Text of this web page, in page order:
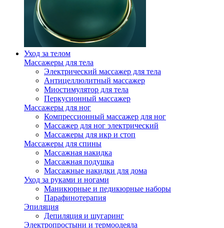
Уход за телом
Массажеры для тела
Электрический массажер для тела
Антицеллюлитный массажер
Миостимулятор для тела
Перкусионный массажер
Массажеры для ног
Компрессионный массажер для ног
Массажер для ног электрический
Массажеры для икр и стоп
Массажеры для спины
Массажная накидка
Массажная подушка
Массажные накидки для дома
Уход за руками и ногами
Маникюрные и педикюрные наборы
Парафинотерапия
Эпиляция
Депиляция и шугаринг
Электропростыни и термоодеяла